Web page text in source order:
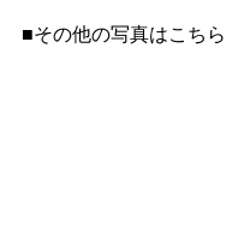
■その他の写真はこちら